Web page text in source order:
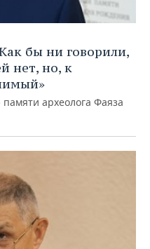
бы ни говорили,
нет, но, к
археолога Фаяза